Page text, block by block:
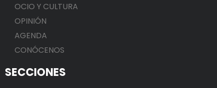
OCIO Y CULTURA
OPINIÓN
AGENDA
CONÓCENOS
SECCIONES